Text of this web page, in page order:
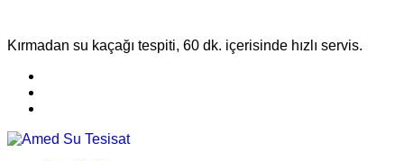
Kırmadan su kaçağı tespiti, 60 dk. içerisinde hızlı servis.